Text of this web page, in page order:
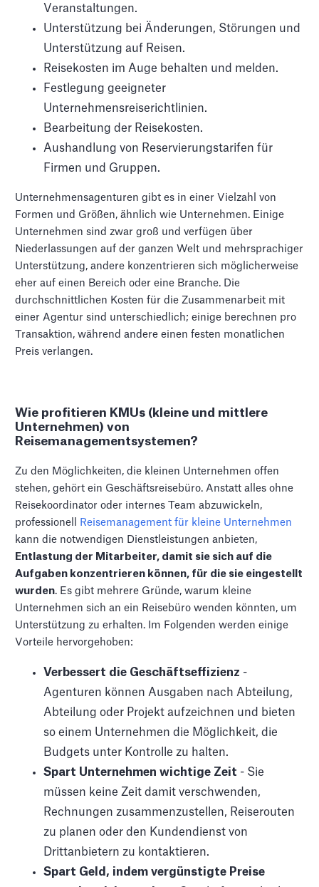
Veranstaltungen.
Unterstützung bei Änderungen, Störungen und
Unterstützung auf Reisen.
Reisekosten im Auge behalten und melden.
Festlegung geeigneter
Unternehmensreiserichtlinien.
Bearbeitung der Reisekosten.
Aushandlung von Reservierungstarifen für
Firmen und Gruppen.
Unternehmensagenturen gibt es in einer Vielzahl von
Formen und Größen, ähnlich wie Unternehmen. Einige
Unternehmen sind zwar groß und verfügen über
Niederlassungen auf der ganzen Welt und mehrsprachiger
Unterstützung, andere konzentrieren sich möglicherweise
eher auf einen Bereich oder eine Branche. Die
durchschnittlichen Kosten für die Zusammenarbeit mit
einer Agentur sind unterschiedlich; einige berechnen pro
Transaktion, während andere einen festen monatlichen
Preis verlangen.
Wie profitieren KMUs (kleine und mittlere
Unternehmen) von
Reisemanagementsystemen?
Zu den Möglichkeiten, die kleinen Unternehmen offen
stehen, gehört ein Geschäftsreisebüro. Anstatt alles ohne
Reisekoordinator oder internes Team abzuwickeln,
professionell
Reisemanagement für kleine Unternehmen
kann die notwendigen Dienstleistungen anbieten,
Entlastung der Mitarbeiter, damit sie sich auf die
Aufgaben konzentrieren können, für die sie eingestellt
wurden. Es gibt mehrere Gründe, warum kleine
Unternehmen sich an ein Reisebüro wenden könnten, um
Unterstützung zu erhalten. Im Folgenden werden einige
Vorteile hervorgehoben:
Verbessert die Geschäftseffizienz -
Agenturen können Ausgaben nach Abteilung,
Abteilung oder Projekt aufzeichnen und bieten
so einem Unternehmen die Möglichkeit, die
Budgets unter Kontrolle zu halten.
Spart Unternehmen wichtige Zeit - Sie
müssen keine Zeit damit verschwenden,
Rechnungen zusammenzustellen, Reiserouten
zu planen oder den Kundendienst von
Drittanbietern zu kontaktieren.
Spart Geld, indem vergünstigte Preise